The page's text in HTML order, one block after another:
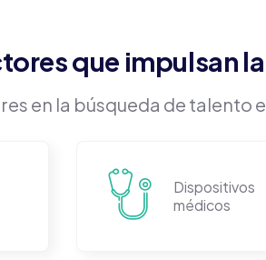
que impulsan
en la búsqueda de talento
Dispositivos
médicos